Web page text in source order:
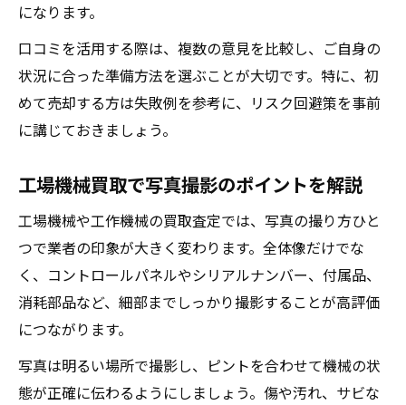
になります。
口コミを活用する際は、複数の意見を比較し、ご自身の
状況に合った準備方法を選ぶことが大切です。特に、初
めて売却する方は失敗例を参考に、リスク回避策を事前
に講じておきましょう。
工場機械買取で写真撮影のポイントを解説
工場機械や工作機械の買取査定では、写真の撮り方ひと
つで業者の印象が大きく変わります。全体像だけでな
く、コントロールパネルやシリアルナンバー、付属品、
消耗部品など、細部までしっかり撮影することが高評価
につながります。
写真は明るい場所で撮影し、ピントを合わせて機械の状
態が正確に伝わるようにしましょう。傷や汚れ、サビな